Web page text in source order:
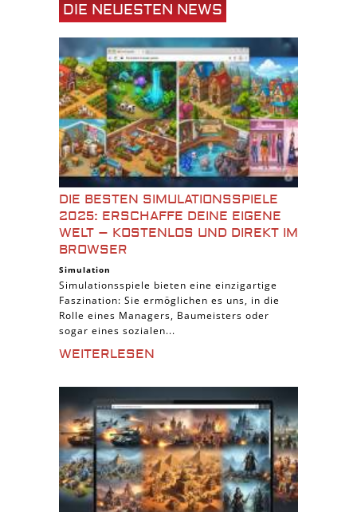
DIE NEUESTEN NEWS
DIE BESTEN SIMULATIONSSPIELE
2025: ERSCHAFFE DEINE EIGENE
WELT – KOSTENLOS UND DIREKT IM
BROWSER
Simulation
Simulationsspiele bieten eine einzigartige
Faszination: Sie ermöglichen es uns, in die
Rolle eines Managers, Baumeisters oder
sogar eines sozialen...
WEITERLESEN